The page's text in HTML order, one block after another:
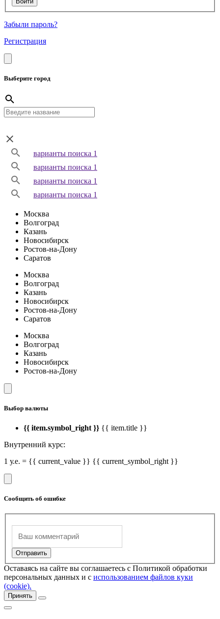
Забыли пароль?
Регистрация
Выберите город
варианты поиска 1
варианты поиска 1
варианты поиска 1
варианты поиска 1
Москва
Волгоград
Казань
Новосибирск
Ростов-на-Дону
Саратов
Москва
Волгоград
Казань
Новосибирск
Ростов-на-Дону
Саратов
Москва
Волгоград
Казань
Новосибирск
Ростов-на-Дону
Выбор валюты
{{ item.symbol_right }} {{ item.title }}
Внутренний курс:
1 у.е. = {{ current_value }} {{ current_symbol_right }}
Сообщить об ошибке
Оставаясь на сайте вы соглашаетесь с Политикой обработки
персональных данных и с использованием файлов куки
(cookie).
Принять